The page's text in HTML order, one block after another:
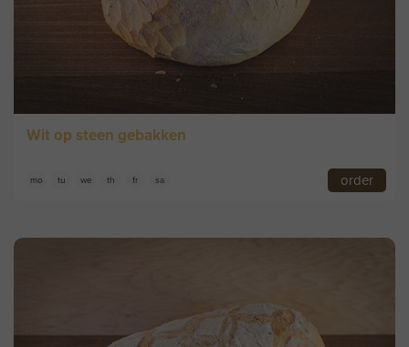
Wit op steen gebakken
mo tu we th fr sa order